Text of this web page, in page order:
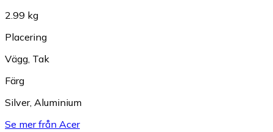
2.99 kg
Placering
Vägg Tak
Färg
Silver, Aluminium
Se mer från Acer